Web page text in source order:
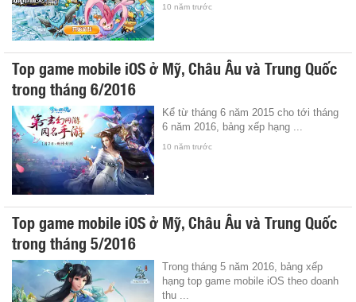
10 năm trước
Top game mobile iOS ở Mỹ, Châu Âu và Trung Quốc
trong tháng 6/2016
Kể từ tháng 6 năm 2015 cho tới tháng
6 năm 2016, bảng xếp hạng ...
10 năm trước
Top game mobile iOS ở Mỹ, Châu Âu và Trung Quốc
trong tháng 5/2016
Trong tháng 5 năm 2016, bảng xếp
hạng top game mobile iOS theo doanh
thu ...